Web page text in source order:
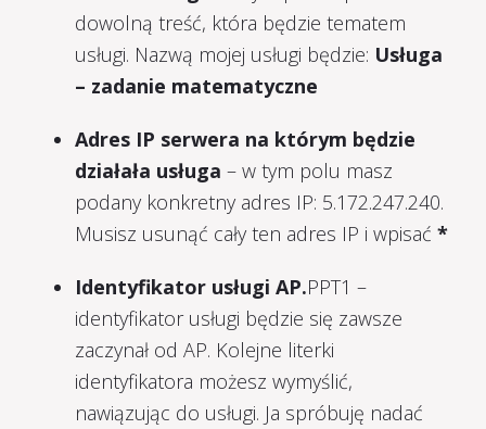
dowolną treść, która będzie tematem
usługi. Nazwą mojej usługi będzie: Usługa
– zadanie matematyczne
Adres IP serwera na którym będzie
działała usługa – w tym polu masz
podany konkretny adres IP: 5.172.247.240.
Musisz usunąć cały ten adres IP i wpisać *
Identyfikator usługi AP.PPT1 –
identyfikator usługi będzie się zawsze
zaczynał od AP. Kolejne literki
identyfikatora możesz wymyślić,
nawiązując do usługi. Ja spróbuję nadać